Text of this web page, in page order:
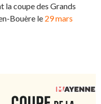
la coupe des Grands
Bouère le 29 mars